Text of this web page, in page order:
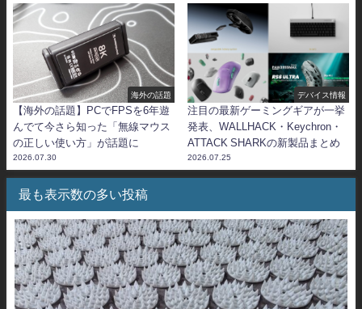
海外の話題
【海外の話題】PCでFPSを6年遊
んでて今さら知った「無線マウス
の正しい使い方」が話題に
2026.07.30
デバイス情報
注目の最新ゲーミングギアが一挙
発表、WALLHACK・Keychron・
ATTACK SHARKの新製品まとめ
2026.07.25
最も表示数の多い投稿